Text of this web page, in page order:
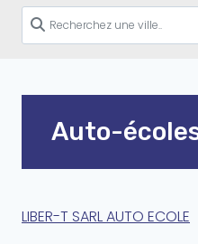
Auto-
LIBER-T SARL AUTO ECOLE